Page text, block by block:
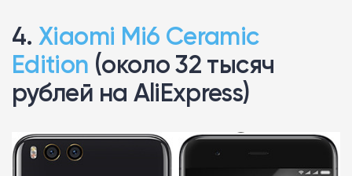
4.Xiaomi Mi6 Ceramic
Edition (около 32 тысяч
рублей на AliExpress)